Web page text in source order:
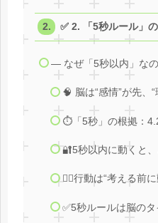
✅ 2. 「5秒ルール」
― なぜ「5秒以内」な
🧠 脳は“感情”が先、
⏱「5秒」の根拠：
🔐5秒以内に動くと
🚶‍♂️行動は“考える前
✅5秒ルールは脳の